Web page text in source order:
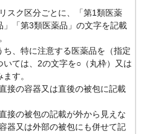
スク区分ごとに、「第1類医薬
」「第3類医薬品」の文字を記載
ち、特に注意する医薬品を（指定
いては、2の文字を○（丸枠）又は
す。
接の容器又は直後の被包に記載
接の被包の記載が外から見えな
器又は外部の被包にも併せて記